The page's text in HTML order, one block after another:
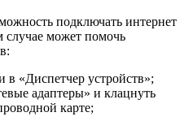
подключать интернет
случае может помочь
«Диспетчер устройств»;
адаптеры» и клацнуть
карте;